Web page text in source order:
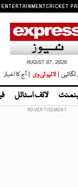
CRICKET
AUGUST 07, 2026
لگائیں | لائیو ٹی وی | آج کا اخبار
لائف اسٹائل